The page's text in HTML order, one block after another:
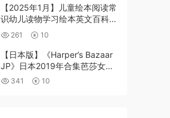
【2025年1月】儿童绘本阅读常
识幼儿读物学习绘本英文百科
pdf杂志2025年1月打包合集
（160+本）
261 10
【日本版】《Harper’s Bazaar
JP》日本2019年合集芭莎女性
时尚美容服饰时装穿搭PDF杂志
341 10